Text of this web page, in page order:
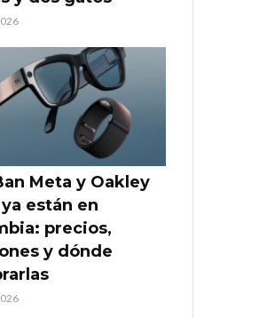
Meta y Oakley
están en
precios,
y dónde